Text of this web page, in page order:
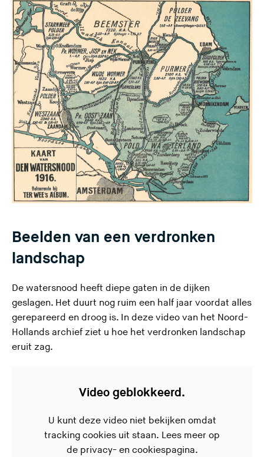
Beelden van een verdronken
landschap
De watersnood heeft diepe gaten in de dijken
geslagen. Het duurt nog ruim een half jaar voordat alles
gerepareerd en droog is. In deze video van het Noord-
Hollands archief ziet u hoe het verdronken landschap
eruit zag.
Video geblokkeerd.
U kunt deze video niet bekijken omdat
tracking cookies uit staan. Lees meer op
de privacy- en cookiespagina.